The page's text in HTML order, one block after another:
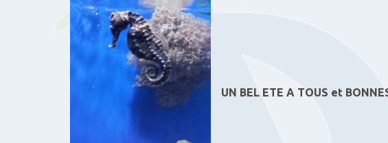
UN BEL ETE A TOUS et